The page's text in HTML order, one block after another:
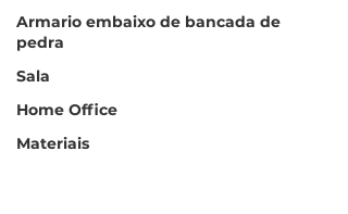
Armario embaixo de bancada de
pedra
Sala
Home Office
Materiais